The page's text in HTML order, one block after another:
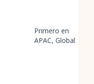
Primero en
APAC, Global